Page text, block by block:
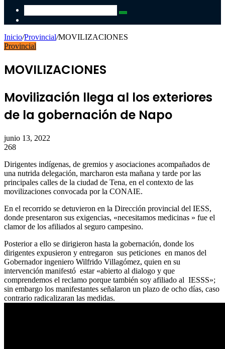
Buscar
por
Inicio/Provincial/MOVILIZACIONES
Provincial
MOVILIZACIONES
Movilización llega al los exteriores
de la gobernación de Napo
junio 13, 2022
268
Dirigentes indígenas, de gremios y asociaciones acompañados de
una nutrida delegación, marcharon esta mañana y tarde por las
principales calles de la ciudad de Tena, en el contexto de las
movilizaciones convocada por la CONAIE.
En el recorrido se detuvieron en la Dirección provincial del IESS,
donde presentaron sus exigencias, «necesitamos medicinas » fue el
clamor de los afiliados al seguro campesino.
Posterior a ello se dirigieron hasta la gobernación, donde los
dirigentes expusieron y entregaron sus peticiones en manos del
Gobernador ingeniero Wilfrido Villagómez, quien en su
intervención manifestó estar «abierto al dialogo y que
comprendemos el reclamo porque también soy afiliado al IESSS»;
sin embargo los manifestantes señalaron un plazo de ocho días, caso
contrario radicalizaran las medidas.